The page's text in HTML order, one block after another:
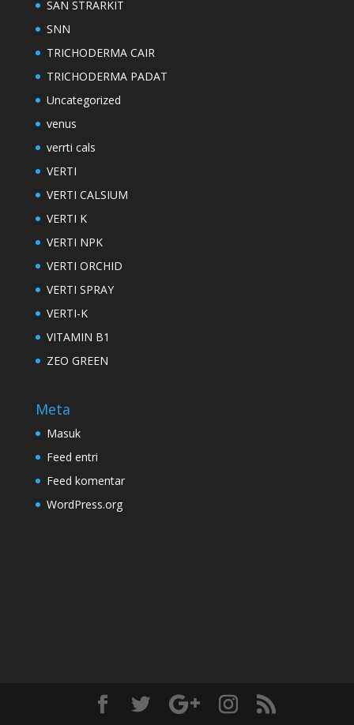
SAN STRARKIT
SNN
TRICHODERMA CAIR
TRICHODERMA PADAT
Uncategorized
venus
verrti cals
VERTI
VERTI CALSIUM
VERTI K
VERTI NPK
VERTI ORCHID
VERTI SPRAY
VERTI-K
VITAMIN B1
ZEO GREEN
Meta
Masuk
Feed entri
Feed komentar
WordPress.org